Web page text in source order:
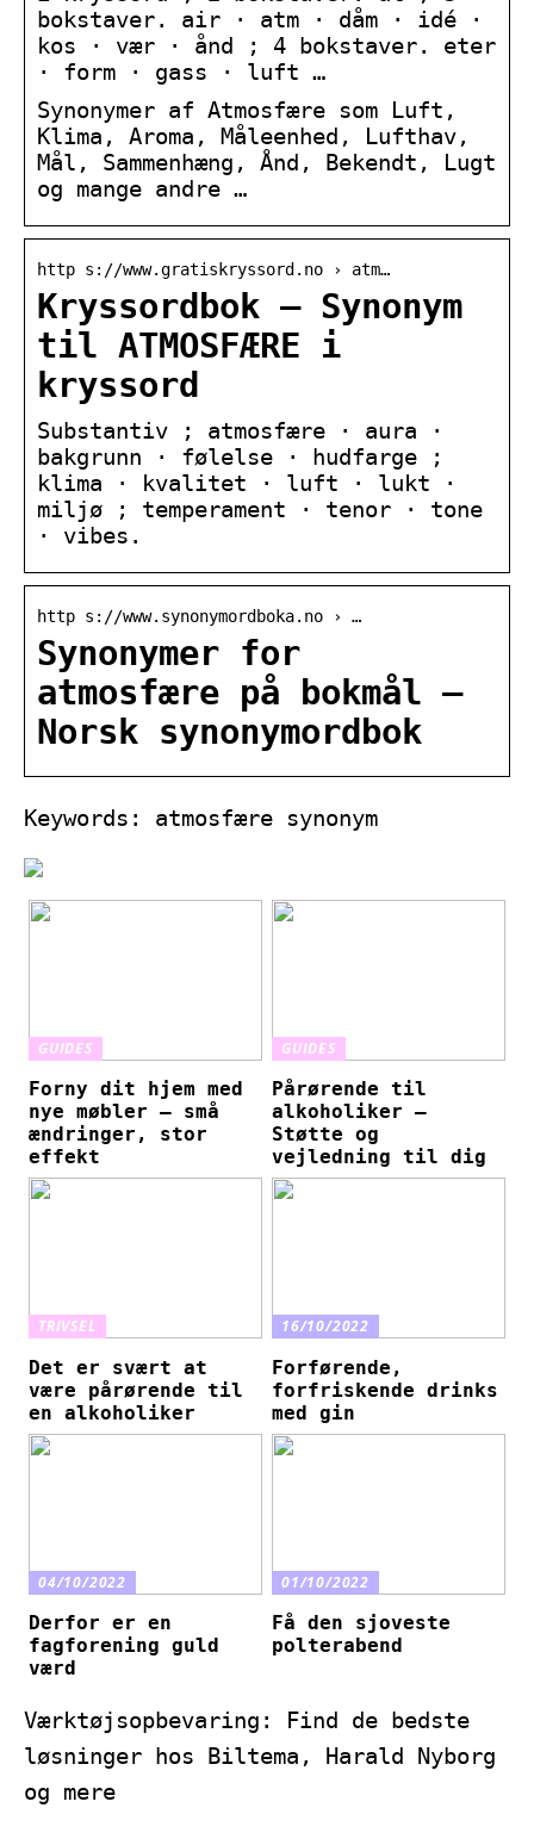
bokstaver. air · atm · dåm · idé ·
kos · vær · ånd ; 4 bokstaver. eter
· form · gass · luft …
Synonymer af Atmosfære som Luft,
Klima, Aroma, Måleenhed, Lufthav,
Mål, Sammenhæng, Ånd, Bekendt, Lugt
og mange andre …
http s://www.gratiskryssord.no › atm…
Kryssordbok – Synonym
til ATMOSFÆRE i
kryssord
Substantiv ; atmosfære · aura ·
bakgrunn · følelse · hudfarge ;
klima · kvalitet · luft · lukt ·
miljø ; temperament · tenor · tone
· vibes.
http s://www.synonymordboka.no › …
Synonymer for
atmosfære på bokmål –
Norsk synonymordbok
Keywords: atmosfære synonym
GUIDES
Forny dit hjem med
nye møbler – små
ændringer, stor
effekt
GUIDES
Pårørende til
alkoholiker –
Støtte og
vejledning til dig
TRIVSEL
Det er svært at
være pårørende til
en alkoholiker
16/10/2022
Forførende,
forfriskende drinks
med gin
04/10/2022
Derfor er en
fagforening guld
værd
01/10/2022
Få den sjoveste
polterabend
Værktøjsopbevaring: Find de bedste
løsninger hos Biltema, Harald Nyborg
og mere